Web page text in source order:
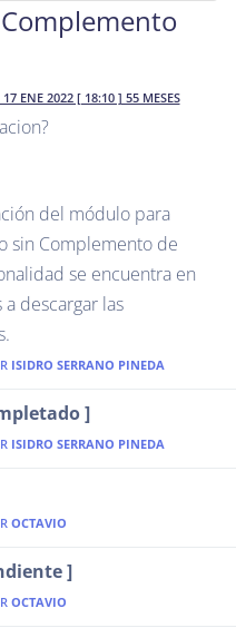
ENE 2022 [ 18:10 ] 55 MESES
del módulo para
sin Complemento de
se encuentra en
a descargar las
ISIDRO SERRANO PINEDA
]
ISIDRO SERRANO PINEDA
OCTAVIO
]
OCTAVIO